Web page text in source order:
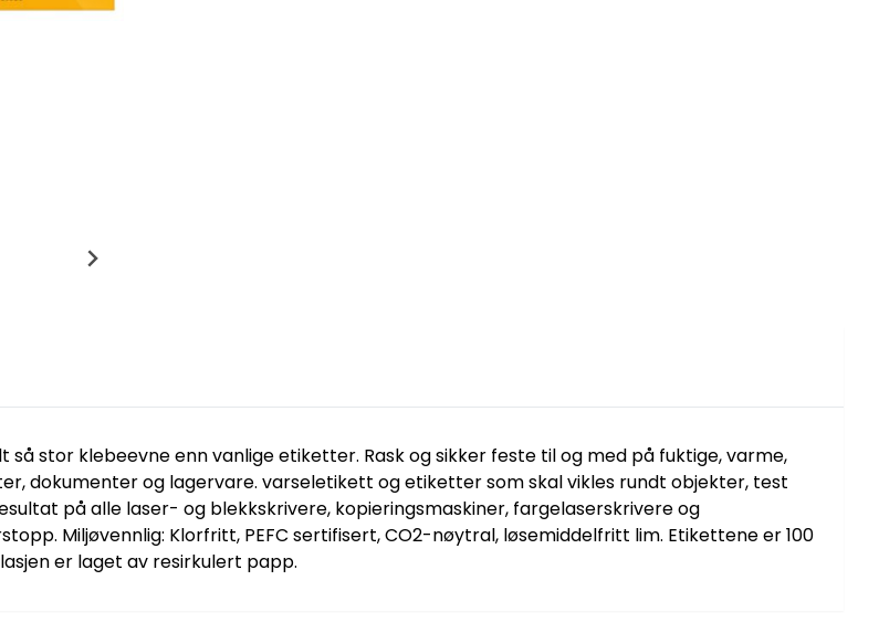
stor klebeevne enn vanlige etiketter. Rask og sikker feste til og med på fuktige, varme,
dokumenter og lagervare. varseletikett og etiketter som skal vikles rundt objekter, test
på alle laser- og blekkskrivere, kopieringsmaskiner, fargelaserskrivere og
Miljøvennlig: Klorfritt, PEFC sertifisert, CO2-nøytral, løsemiddelfritt lim. Etikettene er 100
er laget av resirkulert papp.